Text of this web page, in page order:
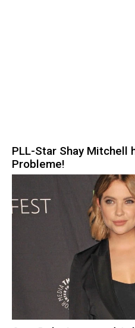
PLL-Star Shay Mitchell
Probleme!